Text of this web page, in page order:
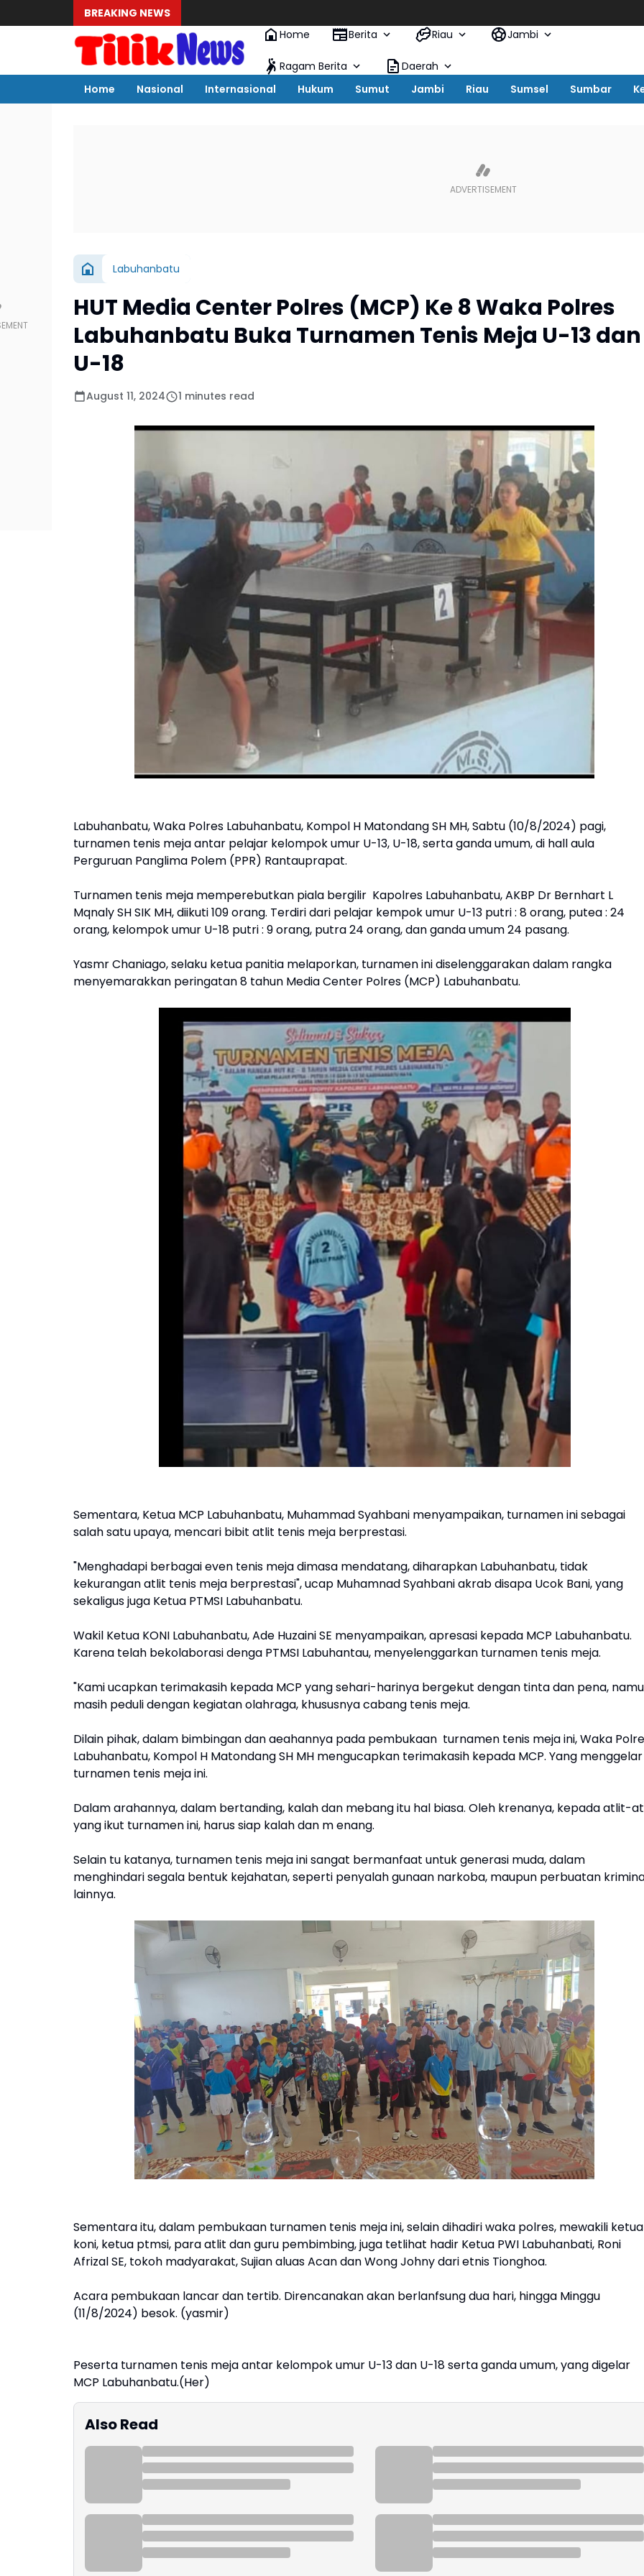
BREAKING NEWS
Home
Berita Riau Jambi
Ragam Berita
Daerah
Home
Nasional Internasional Hukum Sumut Jambi Riau Sumsel Sumbar
Labuhanbatu
HUT Media Center Polres (MCP) Ke 8 Waka Polres
Labuhanbatu Buka Turnamen Tenis Meja U-13 dan
U-18
August 11, 2024 1 minutes read
Labuhanbatu, Waka Polres Labuhanbatu, Kompol H Matondang SH MH, Sabtu (10/8/2024) pagi,
turnamen tenis meja antar pelajar kelompok umur U-13, U-18, serta ganda umum, di hall aula
Perguruan Panglima Polem (PPR) Rantauprapat.
Turnamen tenis meja memperebutkan piala bergilir Kapolres Labuhanbatu, AKBP Dr Bernhart L
Mqnaly SH SIK MH, diikuti 109 orang. Terdiri dari pelajar kempok umur U-13 putri : 8 orang, putea : 24
orang, kelompok umur U-18 putri : 9 orang, putra 24 orang, dan ganda umum 24 pasang.
Yasmr Chaniago, selaku ketua panitia melaporkan, turnamen ini diselenggarakan dalam rangka
menyemarakkan peringatan 8 tahun Media Center Polres (MCP) Labuhanbatu.
Sementara, Ketua MCP Labuhanbatu, Muhammad Syahbani menyampaikan, turnamen ini sebagai
salah satu upaya, mencari bibit atlit tenis meja berprestasi.
"Menghadapi berbagai even tenis meja dimasa mendatang, diharapkan Labuhanbatu, tidak
kekurangan atlit tenis meja berprestasi", ucap Muhamnad Syahbani akrab disapa Ucok Bani, yang
sekaligus juga Ketua PTMSI Labuhanbatu.
Wakil Ketua KONI Labuhanbatu, Ade Huzaini SE menyampaikan, apresasi kepada MCP Labuhanbatu.
Karena telah bekolaborasi denga PTMSI Labuhantau, menyelenggarkan turnamen tenis meja.
"Kami ucapkan terimakasih kepada MCP yang sehari-harinya bergekut dengan tinta dan pena,
masih peduli dengan kegiatan olahraga, khususnya cabang tenis meja.
Dilain pihak, dalam bimbingan dan aeahannya pada pembukaan turnamen tenis meja ini, Waka
Labuhanbatu, Kompol H Matondang SH MH mengucapkan terimakasih kepada MCP. Yang menggelar
turnamen tenis meja ini.
Dalam arahannya, dalam bertanding, kalah dan mebang itu hal biasa. Oleh krenanya, kepada atlit-
yang ikut turnamen ini, harus siap kalah dan m enang.
Selain tu katanya, turnamen tenis meja ini sangat bermanfaat untuk generasi muda, dalam
menghindari segala bentuk kejahatan, seperti penyalah gunaan narkoba, maupun perbuatan
lainnya.
Sementara itu, dalam pembukaan turnamen tenis meja ini, selain dihadiri waka polres, mewakili ketua
koni, ketua ptmsi, para atlit dan guru pembimbing, juga tetlihat hadir Ketua PWI Labuhanbati, Roni
Afrizal SE, tokoh madyarakat, Sujian aluas Acan dan Wong Johny dari etnis Tionghoa.
Acara pembukaan lancar dan tertib. Direncanakan akan berlanfsung dua hari, hingga Minggu
(11/8/2024) besok. (yasmir)
Peserta turnamen tenis meja antar kelompok umur U-13 dan U-18 serta ganda umum, yang digelar
MCP Labuhanbatu.(Her)
Also Read